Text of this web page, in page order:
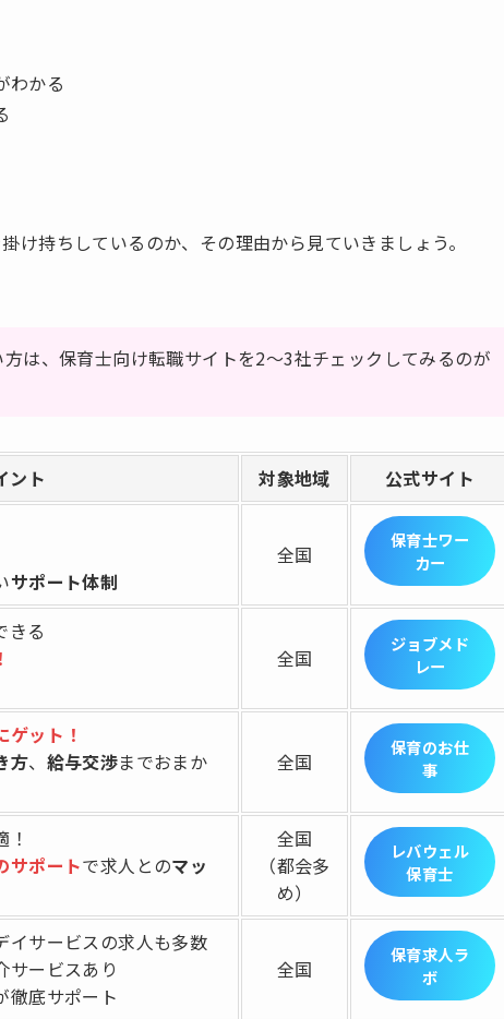
わかる
け持ちしているのか、その理由から見ていきましょう。
は、保育士向け転職サイトを2〜3社チェックしてみるのが
ント 対象地域
公式サイト
サポート体制
全国
保育士ワー
カー
きる
全国
ジョブメド
レー
ゲット！
方、 給与交渉までおまか
全国
保育のお仕
事
サポートで求人とのマッ
全国
（都会多
め）
レバウェル
保育士
イサービスの求人も多数
サービスあり
徹底サポート
全国
保育求人ラ
ボ